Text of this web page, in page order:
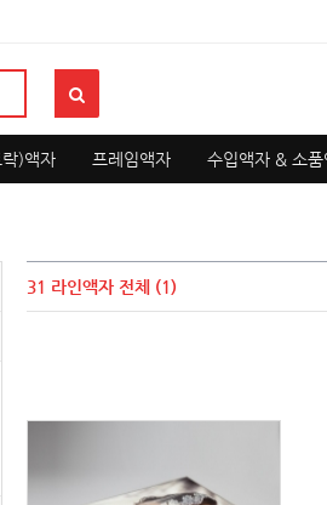
)액자 프레임액자 수입액자 & 소품
31 라인액자 전체 (1)